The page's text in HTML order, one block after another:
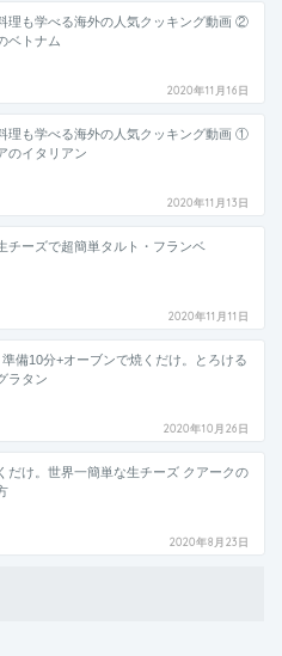
理も学べる海外の人気クッキング動画 ②
ベトナム
2020年11月16日
理も学べる海外の人気クッキング動画 ①
のイタリアン
2020年11月13日
チーズで超簡単タルト・フランベ
2020年11月11日
準備10分+オーブンで焼くだけ。とろける
ラタン
2020年10月26日
だけ。世界一簡単な生チーズ クアークの
2020年8月23日